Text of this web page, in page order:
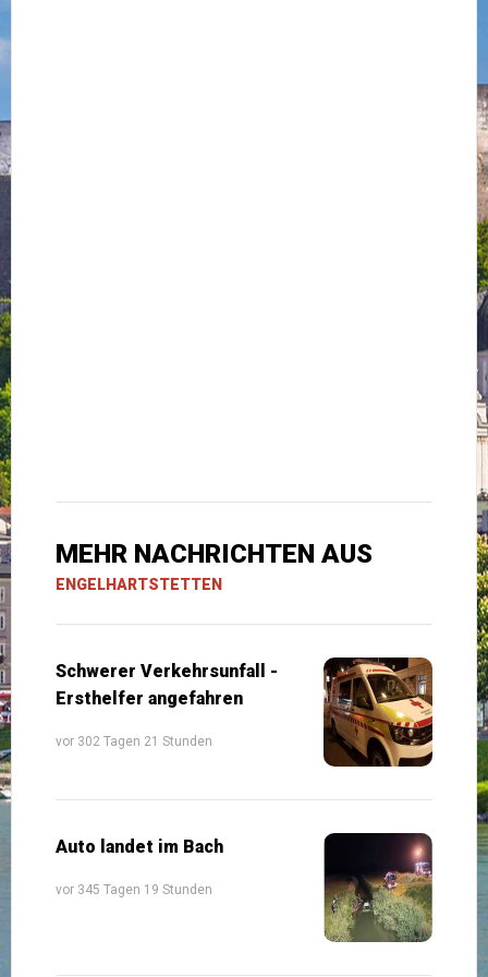
MEHR NACHRICHTEN AUS
ENGELHARTSTETTEN
Schwerer Verkehrsunfall -
Ersthelfer angefahren
vor 302 Tagen 21 Stunden
Auto landet im Bach
vor 345 Tagen 19 Stunden